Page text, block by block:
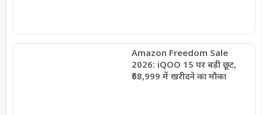
Amazon Freedom Sale
2026: iQOO 15 पर बड़ी छूट,
₹68,999 में खरीदने का मौका